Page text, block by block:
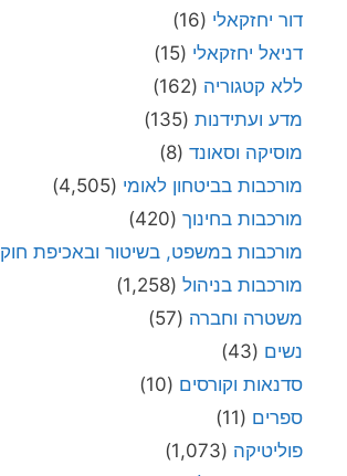
דור יחזקאלי (16)
דניאל יחזקאלי (15)
ללא קטגוריה (162)
מדע ועתידנות (135)
מוסיקה וסאונד (8)
מורכבות בביטחון לאומי (4,505)
מורכבות בחינוך (420)
מורכבות במשפט, בשיטור ובאכיפת חוק
מורכבות בניהול (1,258)
משטרה וחברה (57)
נשים (43)
סדנאות וקורסים (10)
ספרים (11)
פוליטיקה (1,073)